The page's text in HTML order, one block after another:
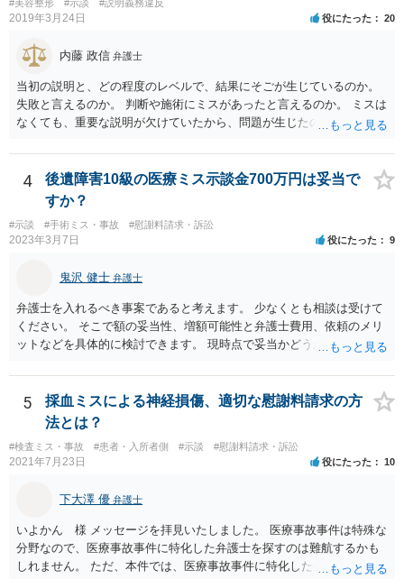
因果関係」です。 手術のミスと関係のないことまでは責任追及ができ
しく悪くなってしまったとか， 手術のミスの結果，入院期間が延びて
しまったとかいう事情があれば， 追加請求が可能な余地があります。
ただし，手術代の返金に応じた際に「これ以上金銭の請求はしませ
ん」という趣旨の合意をしてしまっていると， 上記の請求は，基本的
には困難となります。
#美容整形 #示談 #説明義務違反
2019年3月24日 役にたった 20
内藤 政信 弁護士
当初の説明と、どの程度のレベルで、結果にそごが生じているのか。
失敗と言えるのか。 判断や施術にミスがあったと言えるのか。 ミスは
なくても、重要な説明が欠けていたから、問題が生じたのか。 美容整
4
後遺障害10級の医療ミス示談金700万円は妥当で
すか？
#示談 #手術ミス・事故 #慰謝料請求・訴訟
2023年3月7日 役にたった 9
鬼沢 健士 弁護士
弁護士を入れるべき事案であると考えます。 少なくとも相談は受けて
ください。 そこで額の妥当性、増額可能性と弁護士費用、依頼のメリ
ットなどを具体的に検討できます。 現時点で妥当かどうかを即断する
5
採血ミスによる神経損傷、適切な慰謝料請求の方
法とは？
#検査ミス・事故 #患者・入所者側 #示談 #慰謝料請求・訴訟
2021年7月23日 役にたった 10
下大澤 優 弁護士
いよかん 様 メッセージを拝見いたしました。 医療事故事件は特殊な
分野なので、医療事故事件に特化した弁護士を探すのは難航するかも
しれません。 ただ、本件では、医療事故事件に特化した弁護士でなく